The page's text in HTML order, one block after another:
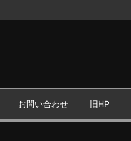
お問い合わせ 旧HP